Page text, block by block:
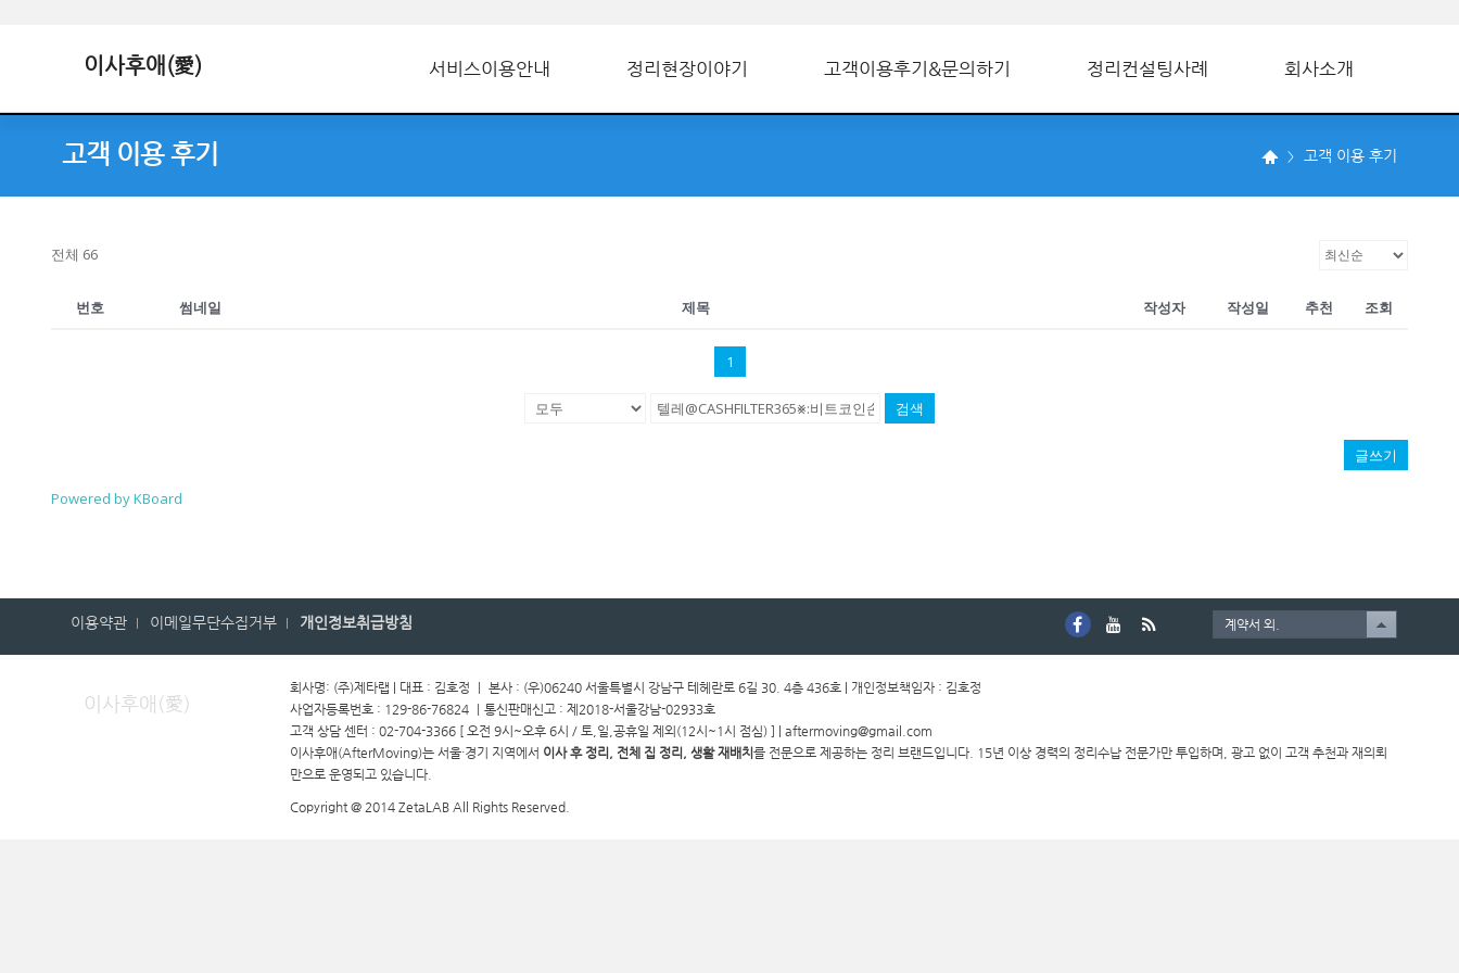
이사후애(愛) 서비스이용안내 정리현장이야기 고객이용후기&문의하기 정리컨설팅사례 회사소개
고객 이용 후기 고객 이용 후기
전체 66
번호 썸네일 제목 작성자 작성일 추천 조회
1
검색
글쓰기
Powered by KBoard
이용약관 이메일무단수집거부 개인정보취급방침 계약서 외.
이사후애(愛)
회사명: (주)제타랩 | 대표 : 김호정 ㅣ 본사 : (우)06240 서울특별시 강남구 테헤란로 6길 30. 4층 436호 | 개인정보책임자 : 김호정
사업자등록번호 : 129-86-76824 ㅣ통신판매신고 : 제2018-서울강남-02933호
고객 상담 센터 : 02-704-3366 [ 오전 9시~오후 6시 / 토,일,공휴일 제외(12시~1시 점심) ] | aftermoving@gmail.com
이사후애(AfterMoving)는 서울·경기 지역에서 이사 후 정리, 전체 집 정리, 생활 재배치 를 전문으로 제공하는 정리 브랜드입니다. 15년 이상 경력의 정리수납 전문가만 투입하며, 광고 없이 고객 추천과 재의뢰
만으로 운영되고 있습니다.
Copyright @ 2014 ZetaLAB All Rights Reserved.